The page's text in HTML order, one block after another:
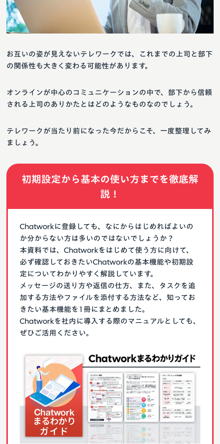
テレワークが当たり前になった今だからこそ、一度整理してみ
ましょう。
オンラインが中心のコミュニケーションの中で、部下から信頼
される上司のありかたとはどのようなものなのでしょう。
お互いの姿が見えないテレワークでは、これまでの上司と部下
の関係性も大きく変わる可能性があります。
初期設定から基本の使い方までを徹底解
説！
Chatworkに登録しても、なにからはじめればよいの
か分からない方は多いのではないでしょうか？
本資料では、Chatworkをはじめて使う方に向けて、
必ず確認しておきたいChatworkの基本機能や初期設
定についてわかりやすく解説しています。
メッセージの送り方や返信の仕方、また、タスクを追
加する方法やファイルを添付する方法など、知ってお
きたい基本機能を1冊にまとめました。
Chatworkを社内に導入する際のマニュアルとしても、
ぜひご活用ください。